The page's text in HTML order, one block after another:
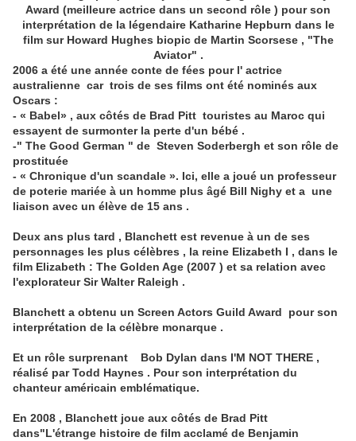
Award (meilleure actrice dans un second rôle ) pour son
interprétation de la légendaire Katharine Hepburn dans le
film sur Howard Hughes biopic de Martin Scorsese , "The
Aviator" .
2006 a été une année conte de fées pour l' actrice
australienne car trois de ses films ont été nominés aux
Oscars :
- « Babel» , aux côtés de Brad Pitt touristes au Maroc qui
essayent de surmonter la perte d'un bébé .
-" The Good German " de Steven Soderbergh et son rôle de
prostituée
- « Chronique d'un scandale ». Ici, elle a joué un professeur
de poterie mariée à un homme plus âgé Bill Nighy et a une
liaison avec un élève de 15 ans .
Deux ans plus tard , Blanchett est revenue à un de ses
personnages les plus célèbres , la reine Elizabeth I , dans le
film Elizabeth : The Golden Age (2007 ) et sa relation avec
l'explorateur Sir Walter Raleigh .
Blanchett a obtenu un Screen Actors Guild Award pour son
interprétation de la célèbre monarque .
Et un rôle surprenant Bob Dylan dans I'M NOT THERE ,
réalisé par Todd Haynes . Pour son interprétation du
chanteur américain emblématique.
En 2008 , Blanchett joue aux côtés de Brad Pitt
dans"L'étrange histoire de film acclamé de Benjamin